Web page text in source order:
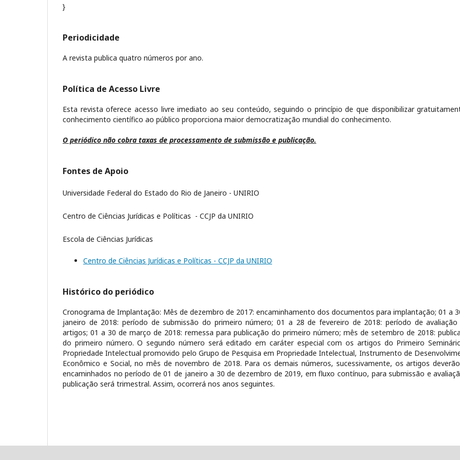
}
Periodicidade
A revista publica quatro números por ano.
Política de Acesso Livre
Esta revista oferece acesso livre imediato ao seu conteúdo, seguindo o princípio de que disponibilizar
conhecimento científico ao público proporciona maior democratização mundial do conhecimento.
O periódico não cobra taxas de processamento de submissão e publicação.
Fontes de Apoio
Universidade Federal do Estado do Rio de Janeiro - UNIRIO
Centro de Ciências Jurídicas e Políticas - CCJP da UNIRIO
Escola de Ciências Jurídicas
Centro de Ciências Jurídicas e Políticas - CCJP da UNIRIO
Histórico do periódico
Cronograma de Implantação: Mês de dezembro de 2017: encaminhamento dos documentos para implantação; 01 a
janeiro de 2018: período de submissão do primeiro número; 01 a 28 de fevereiro de 2018: período de
artigos; 01 a 30 de março de 2018: remessa para publicação do primeiro número; mês de setembro de 2018:
do primeiro número. O segundo número será editado em caráter especial com os artigos do Primeiro
Propriedade Intelectual promovido pelo Grupo de Pesquisa em Propriedade Intelectual, Instrumento de
Econômico e Social, no mês de novembro de 2018. Para os demais números, sucessivamente, os artigos
encaminhados no período de 01 de janeiro a 30 de dezembro de 2019, em fluxo contínuo, para submissão e
publicação será trimestral. Assim, ocorrerá nos anos seguintes.